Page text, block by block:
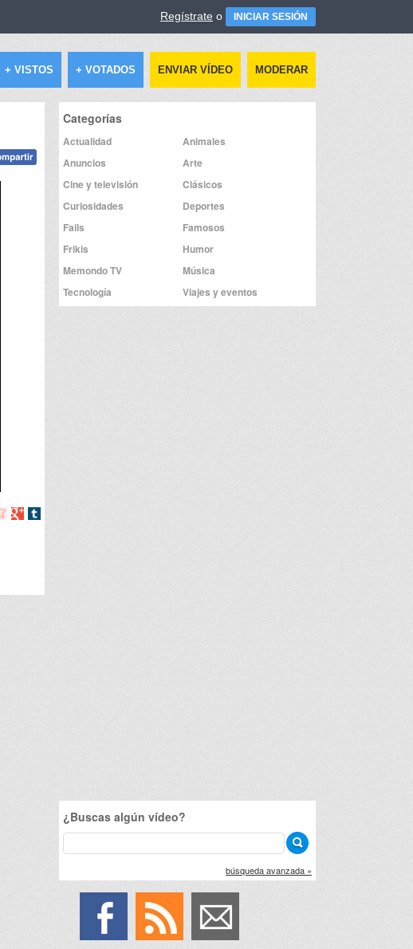
Regístrate o INICIAR SESIÓN
+ VISTOS + VOTADOS ENVIAR VÍDEO MODERAR
Compartir
Compartir
Compartir
Categorías
Actualidad
Animales
Anuncios
Arte
Cine y televisión
Clásicos
Curiosidades
Deportes
Fails
Famosos
Frikis
Humor
Memondo TV
Música
Tecnología
Viajes y eventos
¿Buscas algún vídeo?
búsqueda avanzada »